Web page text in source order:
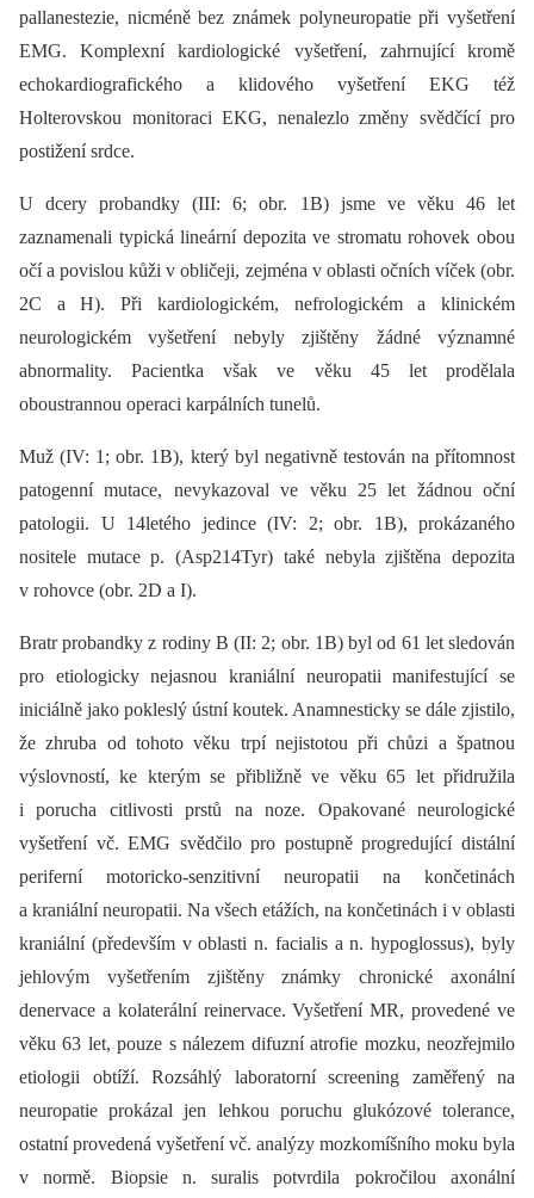
pallanestezie, nicméně bez známek polyneuropatie při vyšetření
EMG. Komplexní kardiologické vyšetření, zahrnující kromě
echokardiografického a klidového vyšetření EKG též
Holterovskou monitoraci EKG, nenalezlo změny svědčící pro
postižení srdce.
U dcery probandky (III: 6; obr. 1B) jsme ve věku 46 let
zaznamenali typická lineární depozita ve stromatu rohovek obou
očí a povislou kůži v obličeji, zejména v oblasti očních víček (obr.
2C a H). Při kardiologickém, nefrologickém a klinickém
neurologickém vyšetření nebyly zjištěny žádné významné
abnormality. Pacientka však ve věku 45 let prodělala
oboustrannou operaci karpálních tunelů.
Muž (IV: 1; obr. 1B), který byl negativně testován na přítomnost
patogenní mutace, nevykazoval ve věku 25 let žádnou oční
patologii. U 14letého jedince (IV: 2; obr. 1B), prokázaného
nositele mutace p. (Asp214Tyr) také nebyla zjištěna depozita
v rohovce (obr. 2D a I).
Bratr probandky z rodiny B (II: 2; obr. 1B) byl od 61 let sledován
pro etiologicky nejasnou kraniální neuropatii manifestující se
iniciálně jako pokleslý ústní koutek. Anamnesticky se dále zjistilo,
že zhruba od tohoto věku trpí nejistotou při chůzi a špatnou
výslovností, ke kterým se přibližně ve věku 65 let přidružila
i porucha citlivosti prstů na noze. Opakované neurologické
vyšetření vč. EMG svědčilo pro postupně progredující distální
periferní motoricko-senzitivní neuropatii na končetinách
a kraniální neuropatii. Na všech etážích, na končetinách i v oblasti
kraniální (především v oblasti n. facialis a n. hypoglossus), byly
jehlovým vyšetřením zjištěny známky chronické axonální
denervace a kolaterální reinervace. Vyšetření MR, provedené ve
věku 63 let, pouze s nálezem difuzní atrofie mozku, neozřejmilo
etiologii obtíží. Rozsáhlý laboratorní screening zaměřený na
neuropatie prokázal jen lehkou poruchu glukózové tolerance,
ostatní provedená vyšetření vč. analýzy mozkomíšního moku byla
v normě. Biopsie n. suralis potvrdila pokročilou axonální